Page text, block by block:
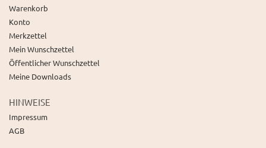
Warenkorb
Konto
Merkzettel
Mein Wunschzettel
Öffentlicher Wunschzettel
Meine Downloads
HINWEISE
Impressum
AGB